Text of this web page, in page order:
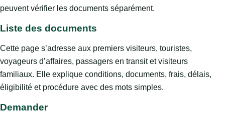
peuvent vérifier les documents séparément.
Liste des documents
Cette page s’adresse aux premiers visiteurs, touristes,
voyageurs d’affaires, passagers en transit et visiteurs
familiaux. Elle explique conditions, documents, frais, délais,
éligibilité et procédure avec des mots simples.
Demander